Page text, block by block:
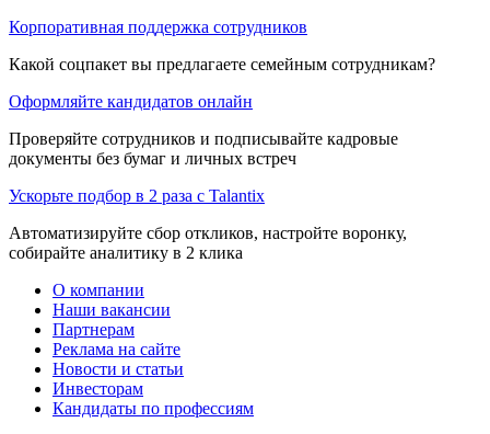
Корпоративная поддержка сотрудников
Какой соцпакет вы предлагаете семейным сотрудникам?
Оформляйте кандидатов онлайн
Проверяйте сотрудников и подписывайте кадровые
документы без бумаг и личных встреч
Ускорьте подбор в 2 раза с Talantix
Автоматизируйте сбор откликов, настройте воронку,
собирайте аналитику в 2 клика
О компании
Наши вакансии
Партнерам
Реклама на сайте
Новости и статьи
Инвесторам
Кандидаты по профессиям